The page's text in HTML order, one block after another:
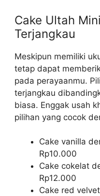
Cake Ultah
Terjangkau
Meskipun memiliki
tetap dapat
pada perayaanmu.
terjangkau
biasa. Enggak usah
pilihan yang cocok
Cake vanilla
Rp10.000
Cake cokelat
Rp12.000
Cake red